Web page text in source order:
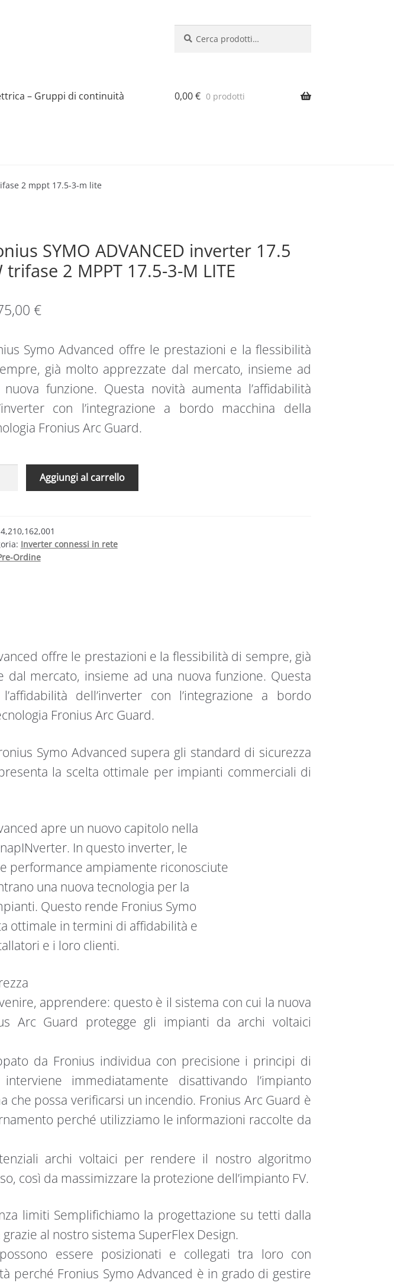
– Gruppi di continuità
Shop
0,00€ 0 prodotti
2 mppt 17.5-3-m lite
SYMO ADVANCED inverter 17.5
trifase 2 MPPT 17.5-3-M LITE
€
Symo Advanced offre le prestazioni e la flessibilità
già molto apprezzate dal mercato, insieme ad
nuova funzione. Questa novità aumenta l’affidabilità
con l’integrazione a bordo macchina della
Fronius Arc Guard.
Aggiungi al carrello
4,210,162,001
Inverter connessi in rete
Ordine
offre le prestazioni e la flessibilità di sempre, già
dal mercato, insieme ad una nuova funzione. Questa
dell’inverter con l’integrazione a bordo
Fronius Arc Guard.
Symo Advanced supera gli standard di sicurezza
la scelta ottimale per impianti commerciali di
apre un nuovo capitolo nella
In questo inverter, le
performance ampiamente riconosciute
una nuova tecnologia per la
Questo rende Fronius Symo
ottimale in termini di affidabilità e
e i loro clienti.
apprendere: questo è il sistema con cui la nuova
Arc Guard protegge gli impianti da archi voltaici
da Fronius individua con precisione i principi di
immediatamente disattivando l’impianto
che possa verificarsi un incendio. Fronius Arc Guard è
perché utilizziamo le informazioni raccolte da
archi voltaici per rendere il nostro algoritmo
così da massimizzare la protezione dell’impianto FV.
limiti Semplifichiamo la progettazione su tetti dalla
al nostro sistema SuperFlex Design.
essere posizionati e collegati tra loro con
perché Fronius Symo Advanced è in grado di gestire